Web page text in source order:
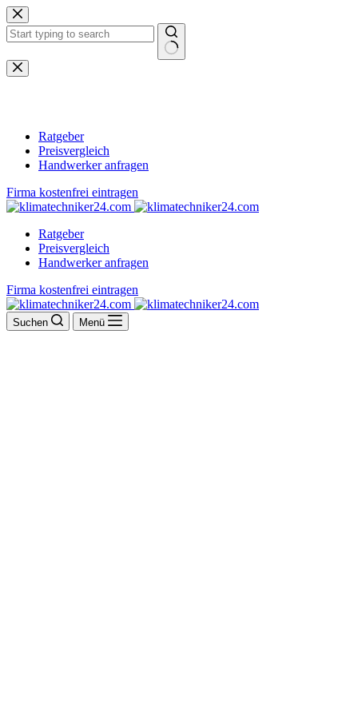
Zum
Inhalt
springen
Keine
Ergebnisse
Ratgeber
Preisvergleich
Handwerker anfragen
Firma kostenfrei eintragen
Ratgeber
Preisvergleich
Handwerker anfragen
Firma kostenfrei eintragen
Suchen Menü